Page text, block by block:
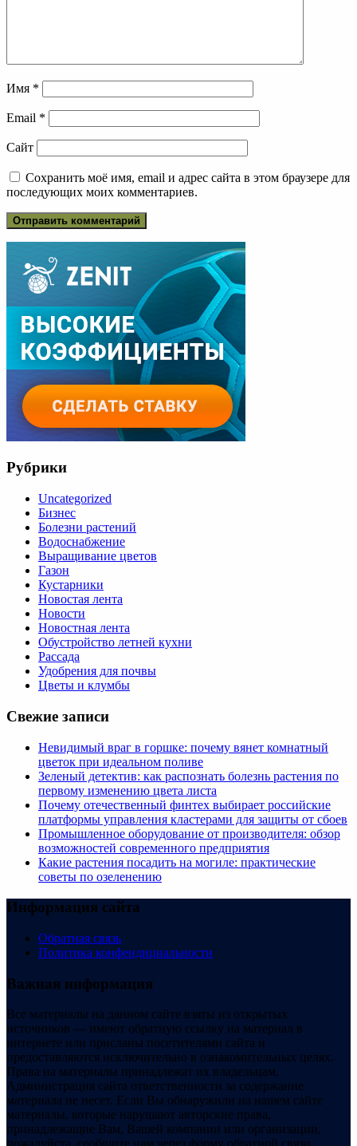
Имя *
Email *
Сайт
Сохранить моё имя, email и адрес сайта в этом браузере для
последующих моих комментариев.
Рубрики
Uncategorized
Бизнес
Болезни растений
Водоснабжение
Выращивание цветов
Газон
Кустарники
Новостая лента
Новости
Новостная лента
Обустройство летней кухни
Рассада
Удобрения для почвы
Цветы и клумбы
Свежие записи
Невидимый враг в горшке: почему вянет комнатный
цветок при идеальном поливе
Зеленый детектив: как распознать болезнь растения по
первому изменению цвета листа
Почему отечественный финтех выбирает российские
платформы управления кластерами для защиты от сбоев
Промышленное оборудование от производителя: обзор
возможностей современного предприятия
Какие растения посадить на могиле: практические
советы по озеленению
Информация сайта
Обратная связь
Политика конфендициальности
Важная информация
Все материалы на данном сайте взяты из открытых
источников — имеют обратную ссылку на материал в
интернете или присланы посетителями сайта и
предоставляются исключительно в ознакомительных целях.
Права на материалы принадлежат их владельцам.
Администрация сайта ответственности за содержание
материала не несет. Если Вы обнаружили на нашем сайте
материалы, которые нарушают авторские права,
принадлежащие Вам, Вашей компании или организации,